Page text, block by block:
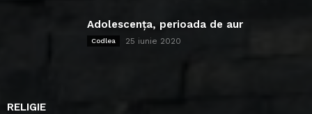
Adolescența, perioada de aur
Codlea 25 iunie 2020
RELIGIE